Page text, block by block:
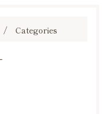
Categories